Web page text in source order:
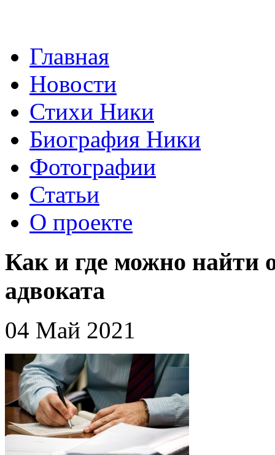
Главная
Новости
Стихи Ники
Биография Ники
Фотографии
Статьи
О проекте
Как и где можно найти
адвоката
04 Май 2021